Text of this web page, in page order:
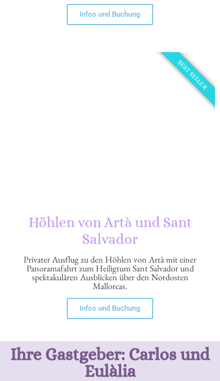
Infos und Buchung
Höhlen von Artà und Sant
Salvador
Privater Ausflug zu den Höhlen von Artà mit einer
Panoramafahrt zum Heiligtum Sant Salvador und
spektakulären Ausblicken über den Nordosten
Mallorcas.
Infos und Buchung
BEST SELLER
Ihre Gastgeber: Carlos und
Eulàlia